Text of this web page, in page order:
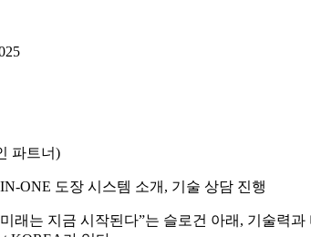
파트너)
ONE 도장 시스템 소개, 기술 상담 진행
래는 지금 시작된다”는 슬로건 아래, 기술력